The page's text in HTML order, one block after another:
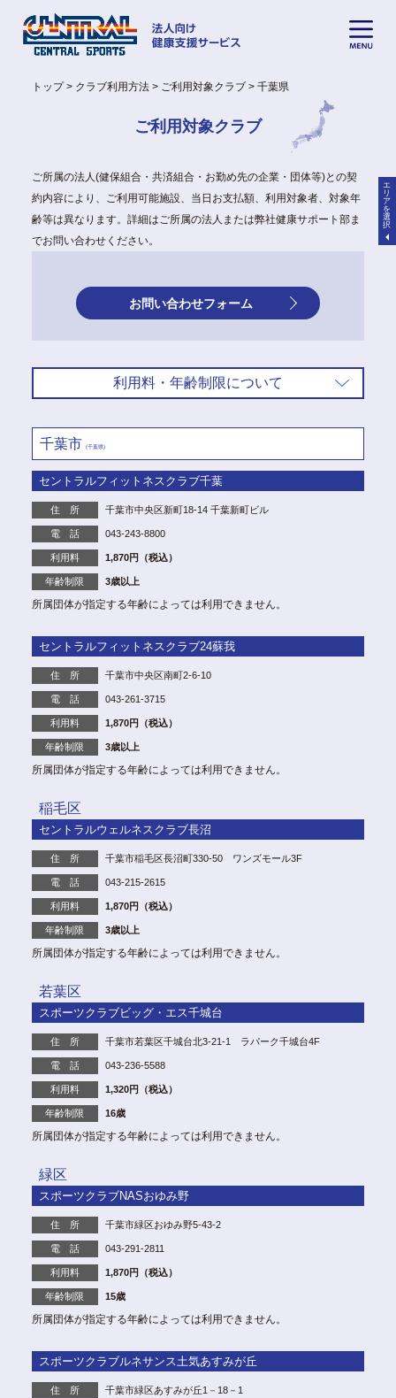
トップ クラブ利用方法 ご利用対象クラブ 千葉県
ご利用対象クラブ
ご所属の法人(健保組合・共済組合・お勤め先の企業・団体等)との契
約内容により、ご利用可能施設、当日お支払額、利用対象者、対象年
齢等は異なります。詳細はご所属の法人または弊社健康サポート部ま
でお問い合わせください。
お問い合わせフォーム
利用料・年齢制限について
千葉市 (千葉県)
セントラルフィットネスクラブ千葉
住 所 千葉市中央区新町18-14 千葉新町ビル
電 話 043-243-8800
利用料 1,870円（税込）
年齢制限 3歳以上
所属団体が指定する年齢によっては利用できません。
セントラルフィットネスクラブ24蘇我
住 所 千葉市中央区南町2-6-10
電 話 043-261-3715
利用料 1,870円（税込）
年齢制限 3歳以上
所属団体が指定する年齢によっては利用できません。
稲毛区
セントラルウェルネスクラブ長沼
住 所 千葉市稲毛区長沼町330-50 ワンズモール3F
電 話 043-215-2615
利用料 1,870円（税込）
年齢制限 3歳以上
所属団体が指定する年齢によっては利用できません。
若葉区
スポーツクラブビッグ・エス千城台
住 所 千葉市若葉区千城台北3-21-1 ラパーク千城台4F
電 話 043-236-5588
利用料 1,320円（税込）
年齢制限 16歳
所属団体が指定する年齢によっては利用できません。
緑区
スポーツクラブNASおゆみ野
住 所 千葉市緑区おゆみ野5-43-2
電 話 043-291-2811
利用料 1,870円（税込）
年齢制限 15歳
所属団体が指定する年齢によっては利用できません。
スポーツクラブルネサンス土気あすみが丘
住 所 千葉市緑区あすみが丘1－18－1
エ
リ
ア
を
選
択